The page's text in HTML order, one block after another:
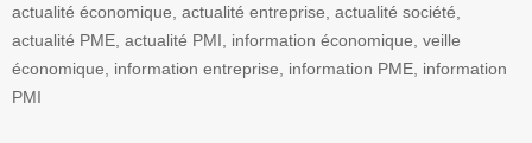
actualité économique, actualité entreprise, actualité société,
actualité PME, actualité PMI, information économique, veille
économique, information entreprise, information PME, information
PMI